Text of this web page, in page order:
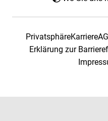
PrivatsphäreKarriere
Erklärung zur